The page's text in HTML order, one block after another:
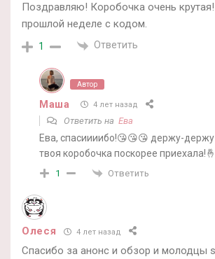
Поздравляю! Коробочка очень
прошлой неделе с кодом.
1 Ответить
Автор
Маша 4 лет назад
Ответить на Ева
Ева, спасиииибо!😘😘😘 держу-держу
твоя коробочка поскорее
1 Ответить
Олеся 4 лет назад
Спасибо за анонс и обзор и молодцы